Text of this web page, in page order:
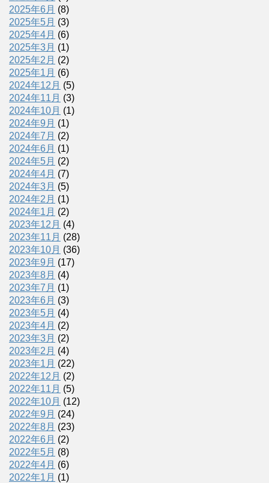
2025年6月 (8)
2025年5月 (3)
2025年4月 (6)
2025年3月 (1)
2025年2月 (2)
2025年1月 (6)
2024年12月 (5)
2024年11月 (3)
2024年10月 (1)
2024年9月 (1)
2024年7月 (2)
2024年6月 (1)
2024年5月 (2)
2024年4月 (7)
2024年3月 (5)
2024年2月 (1)
2024年1月 (2)
2023年12月 (4)
2023年11月 (28)
2023年10月 (36)
2023年9月 (17)
2023年8月 (4)
2023年7月 (1)
2023年6月 (3)
2023年5月 (4)
2023年4月 (2)
2023年3月 (2)
2023年2月 (4)
2023年1月 (22)
2022年12月 (2)
2022年11月 (5)
2022年10月 (12)
2022年9月 (24)
2022年8月 (23)
2022年6月 (2)
2022年5月 (8)
2022年4月 (6)
2022年1月 (1)